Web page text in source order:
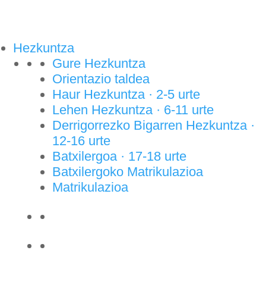
Hezkuntza
Gure Hezkuntza
Orientazio taldea
Haur Hezkuntza · 2-5 urte
Lehen Hezkuntza · 6-11 urte
Derrigorrezko Bigarren Hezkuntza ·
12-16 urte
Batxilergoa · 17-18 urte
Batxilergoko Matrikulazioa
Matrikulazioa